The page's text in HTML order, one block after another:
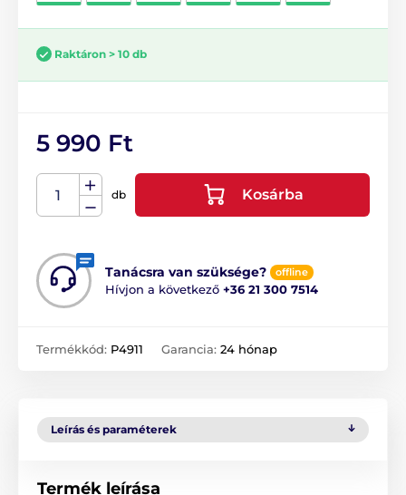
Raktáron > 10 db
5 990 Ft
db Kosárba
Tanácsra van szüksége? offline
Hívjon a következő +36 21 300 7514
Termékkód: P4911 Garancia: 24 hónap
Leírás és paraméterek
Termék leírása